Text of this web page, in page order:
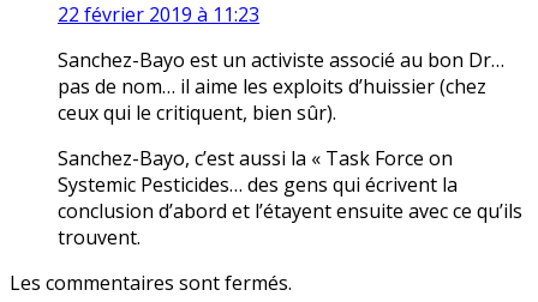
22 février 2019 à 11:23
Sanchez-Bayo est un activiste associé au bon Dr…
pas de nom… il aime les exploits d’huissier (chez
ceux qui le critiquent, bien sûr).
Sanchez-Bayo, c’est aussi la « Task Force on
Systemic Pesticides… des gens qui écrivent la
conclusion d’abord et l’étayent ensuite avec ce qu’ils
trouvent.
Les commentaires sont fermés.